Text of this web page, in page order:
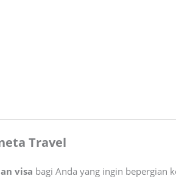
Travel
visa bagi Anda yang ingin bepergian